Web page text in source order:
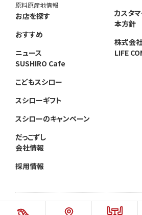
原料原産地情報
お店を探す
おすすめ
ニュース
SUSHIRO Cafe
こどもスシロー
スシローギフト
スシローのキャンペーン
だっこずし
会社情報
採用情報
カスタ
本方針
株式会
LIFE
©AKINDO SUSHIRO CO.,LTD.ALL RIGHTS RESERVED.